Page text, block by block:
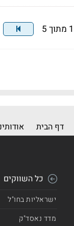
דף הבית
כל השווקים
ישראליות בחו"ל
מדד נאסד"ק